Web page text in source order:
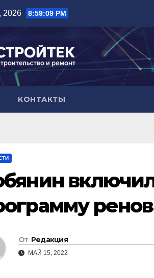
2026 8:59:10 PM
КОНТАКТЫ
От Редакция
МАЙ 15, 2022